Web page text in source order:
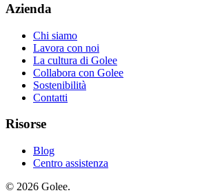
Azienda
Chi siamo
Lavora con noi
La cultura di Golee
Collabora con Golee
Sostenibilità
Contatti
Risorse
Blog
Centro assistenza
© 2026 Golee.